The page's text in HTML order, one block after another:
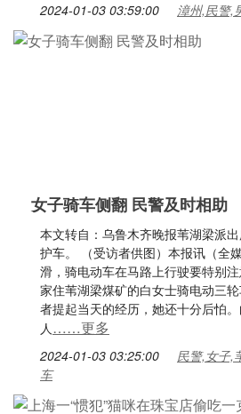
2024-01-03 03:59:00 漳州,民警,
女子骑车侧翻 民警及时相助
本文转自：乌鲁木齐晚报苇湖梁派
护车。 （受访者供图）本报讯（全
滑，骑电动车在马路上行驶要特别注
家住苇湖梁煤矿的白女士骑电动三
者提起当天的经历，她还十分后怕
人……更多
2024-01-03 03:25:00
民警,女子,
车